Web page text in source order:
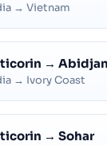
→ Vietnam
→
→ Ivory Coast
→ Sohar